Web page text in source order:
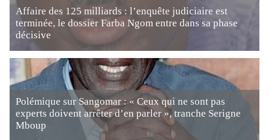
Affaire des 125 milliards : l’enquête judiciaire est
terminée, le dossier Farba Ngom entre dans sa phase
décisive
Polémique sur Sangomar : « Ceux qui ne sont pas
experts doivent arrêter d’en parler », tranche Serigne
Mboup